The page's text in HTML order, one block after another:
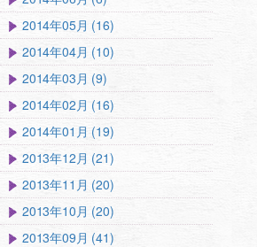
2014年05月 (16)
2014年04月 (10)
2014年03月 (9)
2014年02月 (16)
2014年01月 (19)
2013年12月 (21)
2013年11月 (20)
2013年10月 (20)
2013年09月 (41)